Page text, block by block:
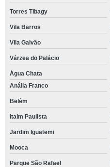
Torres Tibagy
Vila Barros
Vila Galvão
Várzea do Palácio
Água Chata
Anália Franco
Belém
Itaim Paulista
Jardim Iguatemi
Mooca
Parque São Rafael